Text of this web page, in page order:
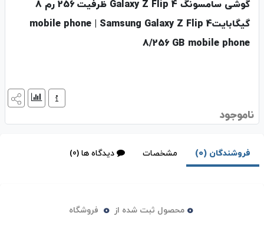
گوشی سامسونگ Galaxy Z Flip 4 ظرفیت 256 رم 8
گیگابایتmobile phone | Samsung Galaxy Z Flip 4
8/256 GB mobile phone
ناموجود
فروشندگان (0) مشخصات دیدگاه ها (0)
0 محصول ثبت شده از 0 فروشگاه